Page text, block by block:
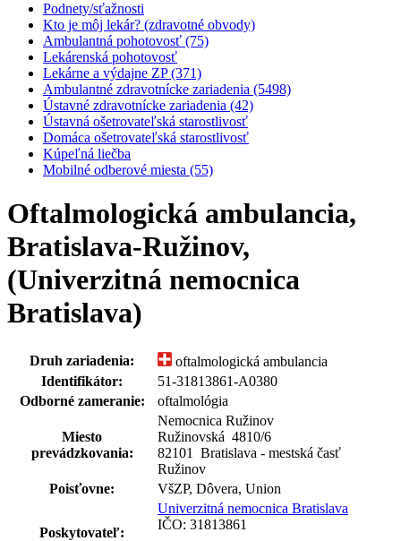
Podnety/sťažnosti
Kto je môj lekár? (zdravotné obvody)
Ambulantná pohotovosť (75)
Lekárenská pohotovosť
Lekárne a výdajne ZP (371)
Ambulantné zdravotnícke zariadenia (5498)
Ústavné zdravotnícke zariadenia (42)
Ústavná ošetrovateľská starostlivosť
Domáca ošetrovateľská starostlivosť
Kúpeľná liečba
Mobilné odberové miesta (55)
Oftalmologická ambulancia,
Bratislava-Ružinov,
(Univerzitná nemocnica
Bratislava)
Druh zariadenia:
oftalmologická ambulancia
Identifikátor:
51-31813861-A0380
Odborné zameranie:
oftalmológia
Miesto
prevádzkovania:
Nemocnica Ružinov
Ružinovská 4810/6
82101 Bratislava - mestská časť
Ružinov
Poisťovne:
VšZP, Dôvera, Union
Poskytovateľ:
Univerzitná nemocnica Bratislava
IČO: 31813861